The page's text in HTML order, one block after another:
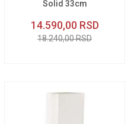
Solid 33cm
14.590,00 RSD
18.240,00RSD